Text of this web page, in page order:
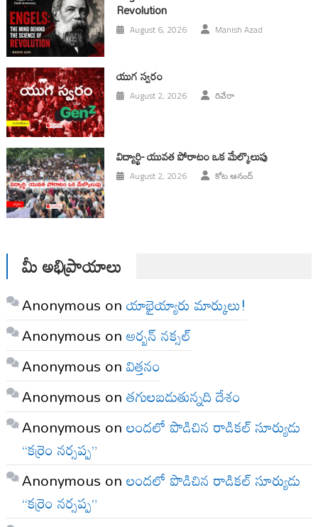
Revolution
August 6, 2026 Manish Azad
యుగ స్వ‌రం
August 2, 2026 రివేరా
విద్యార్థి- యువత పోరాటం ఒక మేల్కొలుపు
August 2, 2026 కోట ఆనంద్
మీ అభిప్రాయాలు
Anonymous onయాభైయ్యారు మార్కులు!
Anonymous onఅర్బన్ నక్సల్
Anonymous onవిత్తనం
Anonymous onతగులబడుతున్నది దేశం
Anonymous onలందలో పొడిచిన రాడికల్ సూర్యుడు
“కర్రెం నర్సప్ప”
Anonymous onలందలో పొడిచిన రాడికల్ సూర్యుడు
“కర్రెం నర్సప్ప”